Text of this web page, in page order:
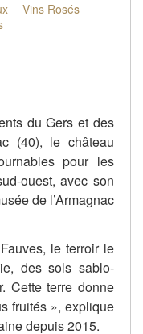
Vins Rosés
du Gers et des
(40), le château
pour les
ouest, avec son
de l’Armagnac
le terroir le
des sols sablo-
Cette terre donne
fruités », explique
depuis 2015.